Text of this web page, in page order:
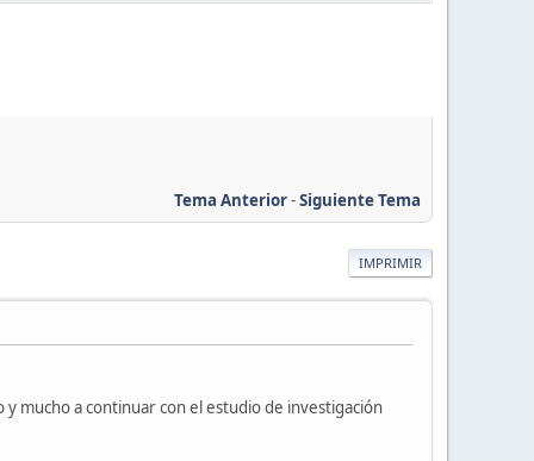
Tema Anterior-Siguiente Tema
IMPRIMIR
mucho a continuar con el estudio de investigación